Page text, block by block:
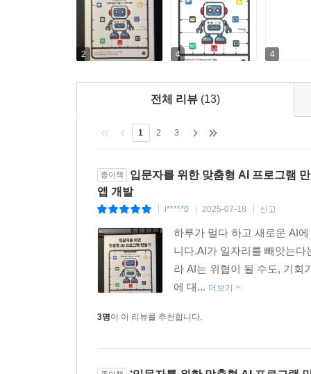
2 4 4
전체 리뷰 (13)
1 2 3
종이책
입문자를 위한 맞춤형 AI 프로그램
앱 개발
l*****0 2025-07-18 신고
하루가 멀다 하고 새로운 AI
니다.AI가 일자리를 빼앗는
라 AI는 위협이 될 수도, 기회
에 대... 더보기
3명이 이 리뷰를 추천합니다.